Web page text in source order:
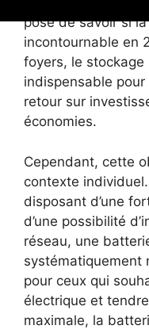
pose de savoir si
incontournable en
foyers, le stockage
indispensable
retour sur
économies.
Cependant, cette
contexte
disposant d’une
d’une possibilité
réseau, une
systématiquement
pour ceux qui
électrique et
maximale, la